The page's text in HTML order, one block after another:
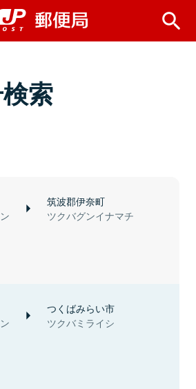
索
筑波郡伊奈町
ツクバグンイナマチ
つくばみらい市
ツクバミライシ